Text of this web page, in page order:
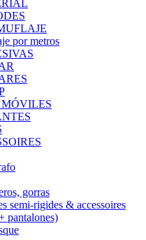
por metros
MÓVILES
gorras
semi-rigides & accessoires
pantalones)